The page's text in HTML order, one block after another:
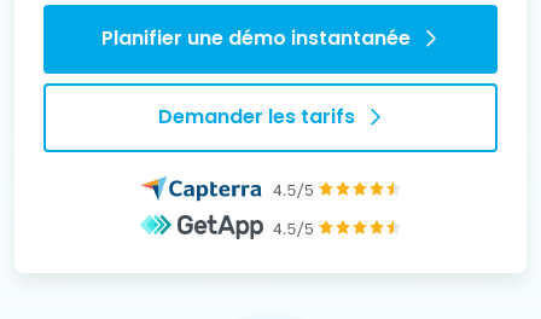
Planifier une démo instantanée
Demander les tarifs